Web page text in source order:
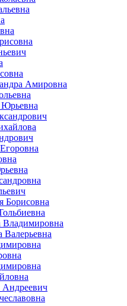
Амировна
Юрьевна
Борисовна
Владимировна
Андреевич